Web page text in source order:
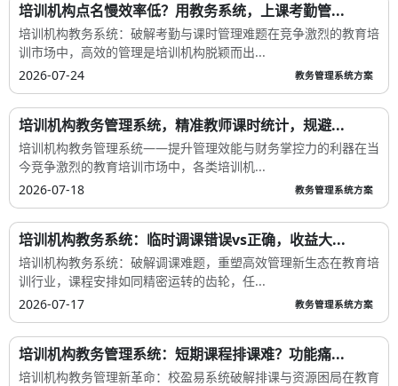
培训机构点名慢效率低？用教务系统，上课考勤管...
培训机构教务系统：破解考勤与课时管理难题在竞争激烈的教育培
训市场中，高效的管理是培训机构脱颖而出...
2026-07-24
教务管理系统方案
培训机构教务管理系统，精准教师课时统计，规避...
培训机构教务管理系统——提升管理效能与财务掌控力的利器在当
今竞争激烈的教育培训市场中，各类培训机...
2026-07-18
教务管理系统方案
培训机构教务系统：临时调课错误vs正确，收益大...
培训机构教务系统：破解调课难题，重塑高效管理新生态在教育培
训行业，课程安排如同精密运转的齿轮，任...
2026-07-17
教务管理系统方案
培训机构教务管理系统：短期课程排课难？功能痛...
培训机构教务管理新革命：校盈易系统破解排课与资源困局在教育